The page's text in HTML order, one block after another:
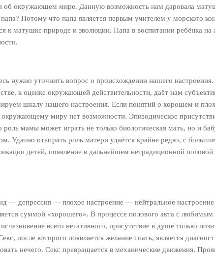
об окружающем мире. Данную возможность нам даровала
Потому что папа является первым учителем у морского
матушке природе и эволюции. Папа в воспитании ребёнка на
нужно уточнить вопрос о происхождении нашего
к оценке окружающей действительности, даёт нам
шкалу нашего настроения. Если понятий о хорошем и
миру нет возможности. Эпизодическое
мамы может играть не только биологическая мать, но и
Удачно отыграть роль матери удаётся крайне редко, с
детей, появление в дальнейшем нетрадиционной половой
— депрессия — плохое настроение — нейтральное
суммой «хорошего». В процессе полового акта с
всего негативного, присутствие в душе только
после которого появляется желание спать, является
нечего. Секс превращается в механические движения.